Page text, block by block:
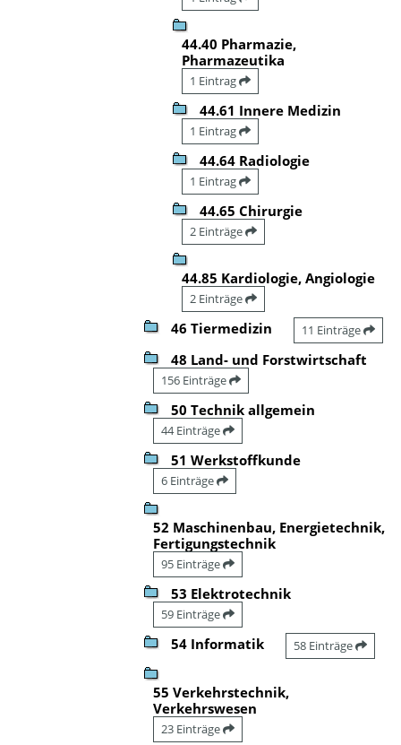
44.40 Pharmazie,
Pharmazeutika
1 Eintrag
44.61 Innere Medizin
1 Eintrag
44.64 Radiologie
1 Eintrag
44.65 Chirurgie
2 Einträge
44.85 Kardiologie, Angiologie
2 Einträge
46 Tiermedizin 11 Einträge
48 Land- und Forstwirtschaft
156 Einträge
50 Technik allgemein
44 Einträge
51 Werkstoffkunde
6 Einträge
52 Maschinenbau, Energietechnik,
Fertigungstechnik
95 Einträge
53 Elektrotechnik
59 Einträge
54 Informatik 58 Einträge
55 Verkehrstechnik,
Verkehrswesen
23 Einträge